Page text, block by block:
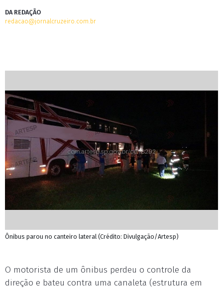
DA REDAÇÃO
redacao@jornalcruzeiro.com.br
Ônibus parou no canteiro lateral (Crédito: Divulgação/Artesp)
O motorista de um ônibus perdeu o controle da
direção e bateu contra uma canaleta (estrutura em